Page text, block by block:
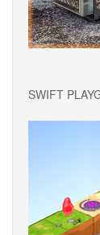
SWIFT